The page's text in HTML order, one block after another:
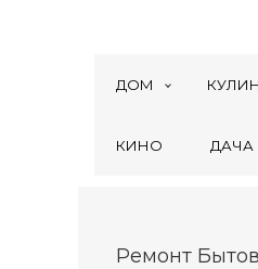
ДОМ
КИНО ДАЧА
Ремонт